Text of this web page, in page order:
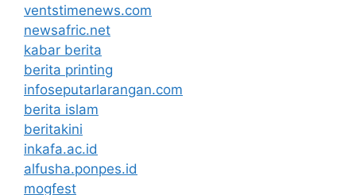
ventstimenews.com
newsafric.net
kabar berita
berita printing
infoseputarlarangan.com
berita islam
beritakini
inkafa.ac.id
alfusha.ponpes.id
mogfest